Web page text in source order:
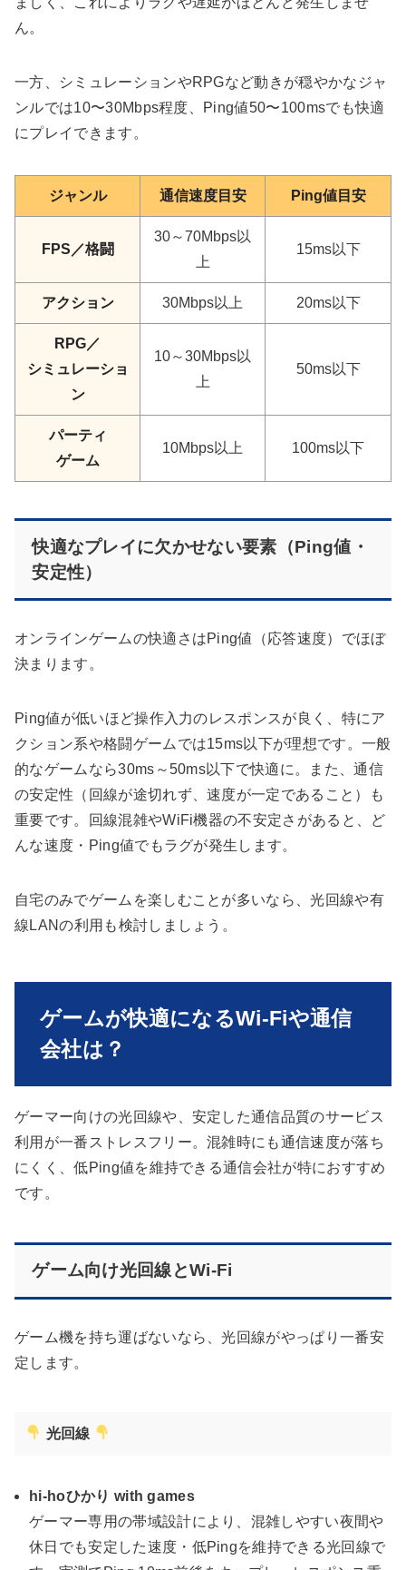
ん。
一方、シミュレーションやRPGなど動きが穏やかなジャ
ンルでは10〜30Mbps程度、Ping値50〜100msでも快適
にプレイできます。
ジャンル 通信速度目安 Ping値目安
FPS／格闘
30～70Mbps以
上
15ms以下
アクション 30Mbps以上 20ms以下
RPG／
シミュレーショ
ン
10～30Mbps以
上
50ms以下
パーティ
ゲーム
10Mbps以上 100ms以下
快適なプレイに欠かせない要素（Ping値・
安定性）
オンラインゲームの快適さはPing値（応答速度）でほぼ
決まります。
Ping値が低いほど操作入力のレスポンスが良く、特にア
クション系や格闘ゲームでは15ms以下が理想です。一般
的なゲームなら30ms～50ms以下で快適に。また、通信
の安定性（回線が途切れず、速度が一定であること）も
重要です。回線混雑やWiFi機器の不安定さがあると、ど
んな速度・Ping値でもラグが発生します。
自宅のみでゲームを楽しむことが多いなら、光回線や有
線LANの利用も検討しましょう。
ゲームが快適になるWi-Fiや通信
会社は？
ゲーマー向けの光回線や、安定した通信品質のサービス
利用が一番ストレスフリー。混雑時にも通信速度が落ち
にくく、低Ping値を維持できる通信会社が特におすすめ
です。
ゲーム向け光回線とWi-Fi
ゲーム機を持ち運ばないなら、光回線がやっぱり一番安
定します。
光回線
hi-hoひかり with games
ゲーマー専用の帯域設計により、混雑しやすい夜間や
休日でも安定した速度・低Pingを維持できる光回線で